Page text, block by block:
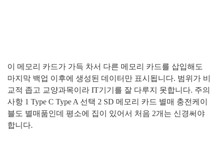
이 메모리 카드가 가득 차서 다른 메모리 카드를 삽입해도
마지막 백업 이후에 생성된 데이터만 표시됩니다. 범위가 비
교적 좁고 교양과목이라 IT기기를 잘 다루지 못합니다. 주의
사항 1 Type C Type A 선택 2 SD 메모리 카드 별매 충전케이
블도 별매품인데 평소에 집이 있어서 처음 2개는 신경써야
합니다.